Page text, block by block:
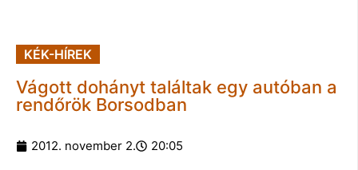
KÉK-HÍREK
Vágott dohányt találtak egy autóban a
rendőrök Borsodban
2012. november 2. 20:05